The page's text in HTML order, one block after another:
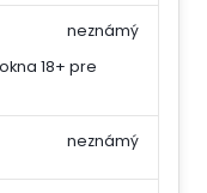
18+ pre
neznámý
neznámý